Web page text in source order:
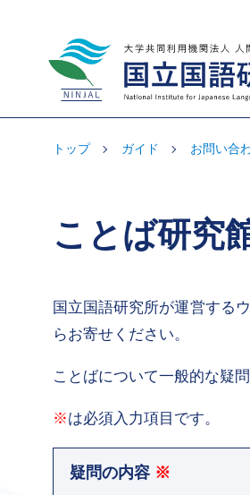
大学共同利用機関法人 人間
トップ ガイド お問い合
ことば研究
国立国語研究所が運営する
らお寄せください。
ことばについて一般的な疑
※は必須入力項目です。
疑問の内容 ※